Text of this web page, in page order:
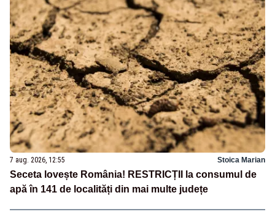
7 aug. 2026, 12:55 Stoica Marian
Seceta lovește România! RESTRICȚII la consumul de
apă în 141 de localități din mai multe județe